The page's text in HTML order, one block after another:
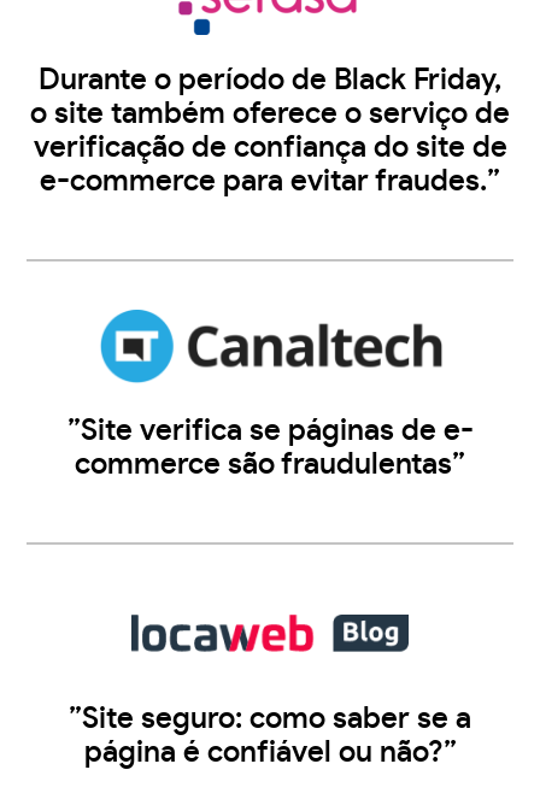
Durante o período de Black Friday,
o site também oferece o serviço de
verificação de confiança do site de
e-commerce para evitar fraudes.”
”Site verifica se páginas de e-
commerce são fraudulentas”
”Site seguro: como saber se a
página é confiável ou não?”